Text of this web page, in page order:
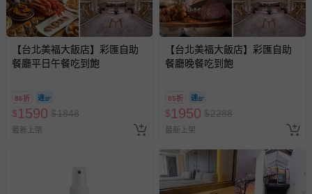
如您收到商品，請依正常流程檢查是否完好，若商品遇瑕疵
情形，您可申請更換新品或退貨，請見： 退貨的辦理流程
若您對於會員帳號、商品訂購與資訊、購物流程、付款方
式、折價券與購物金的使用、退貨及商品運送方式等有疑
預購商品：預購為海外同步代購，遇缺貨即會通知媽咪並協
助取消退款事宜。
商品如因「價格、組合」等錯誤原因，導致無法安排出貨，
會主動以簡訊及mail通知訂單取消事宜，並將提供適當補
【台北美福大飯店】彩匯自助
餐廳平日午餐吃到飽
86折
$1590 $1848
最新上架
【台北美福大飯店】彩匯自助
餐廳晚餐吃到飽
85折
$1950 $2288
最新上架